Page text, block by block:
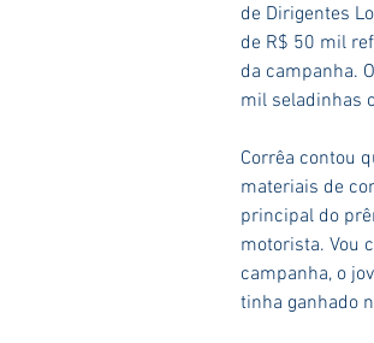
de Dirigentes
de R$ 50 mil
da campanha.
mil seladinhas
Corrêa contou
materiais de
principal do
motorista. Vou
campanha, o
tinha ganhado